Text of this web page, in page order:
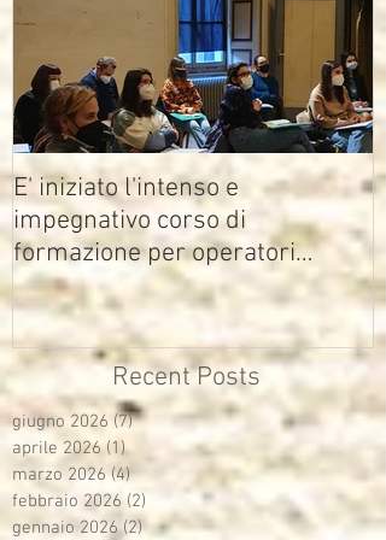
E' iniziato l'intenso e
impegnativo corso di
formazione per operatori
multimediali Avisco
Recent Posts
giugno 2026 (7)7 post
aprile 2026 (1)1 post
marzo 2026 (4)4 post
febbraio 2026 (2)
gennaio 2026 (2)2 post